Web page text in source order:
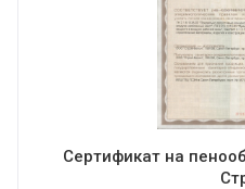
Сертификат на